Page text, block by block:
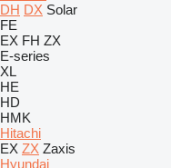
DH DX Solar
FE
EX FH ZX
E-series
XL
HE
HD
HMK
Hitachi
EX ZX Zaxis
Hyundai